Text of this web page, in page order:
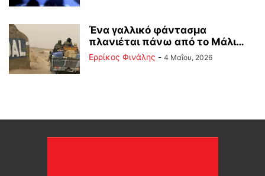
Ένα γαλλικό φάντασμα
πλανιέται πάνω από το Μάλι…
Ερρίκος Φινάλης - 4 Μαΐου, 2026